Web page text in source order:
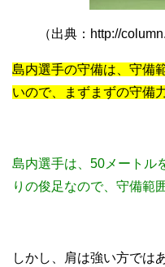
（出典：http://
島内選手の守備は、守備
いので、まずまずの守備
島内選手は、50メートル
りの俊足なので、守備範
しかし、肩は強い方では